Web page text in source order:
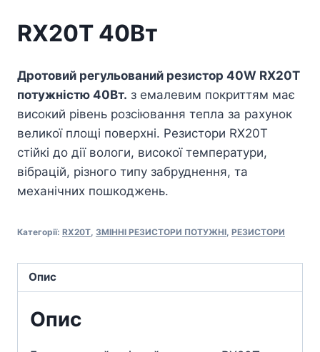
RX20T 40Вт
Дротовий регульований резистор 40W RX20T
потужністю 40Вт. з емалевим покриттям має
високий рівень розсіювання тепла за рахунок
великої площі поверхні. Резистори RX20T
стійкі до дії вологи, високої температури,
вібрацій, різного типу забруднення, та
механічних пошкоджень.
Категорії: RX20T ЗМІННІ РЕЗИСТОРИ ПОТУЖНІ РЕЗИСТОРИ
Опис
Опис